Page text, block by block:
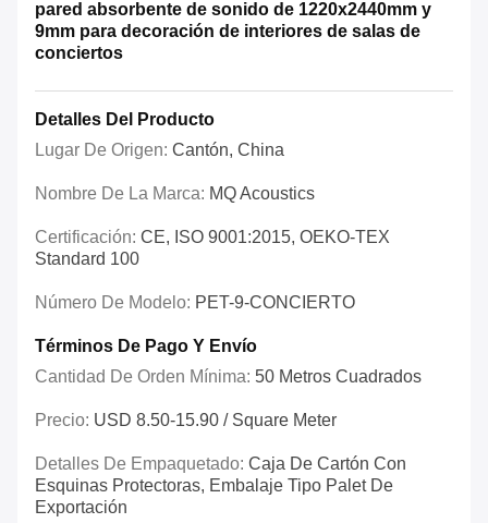
pared absorbente de sonido de 1220x2440mm y
9mm para decoración de interiores de salas de
conciertos
Detalles Del Producto
Lugar De Origen: Cantón, China
Nombre De La Marca: MQ Acoustics
Certificación: CE, ISO 9001:2015, OEKO-TEX
Standard 100
Número De Modelo: PET-9-CONCIERTO
Términos De Pago Y Envío
Cantidad De Orden Mínima: 50 Metros Cuadrados
Precio: USD 8.50-15.90 / Square Meter
Detalles De Empaquetado: Caja De Cartón Con
Esquinas Protectoras, Embalaje Tipo Palet De
Exportación